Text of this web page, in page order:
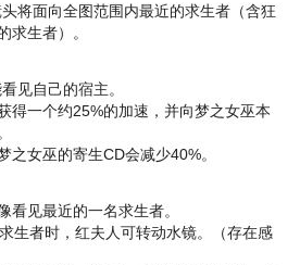
将面向全图范围内最近的求生者（含狂
求生者）。
见自己的宿主。
得一个约25%的加速，并向梦之女巫本
之女巫的寄生CD会减少40%。
看见最近的一名求生者。
生者时，红夫人可转动水镜。（存在感